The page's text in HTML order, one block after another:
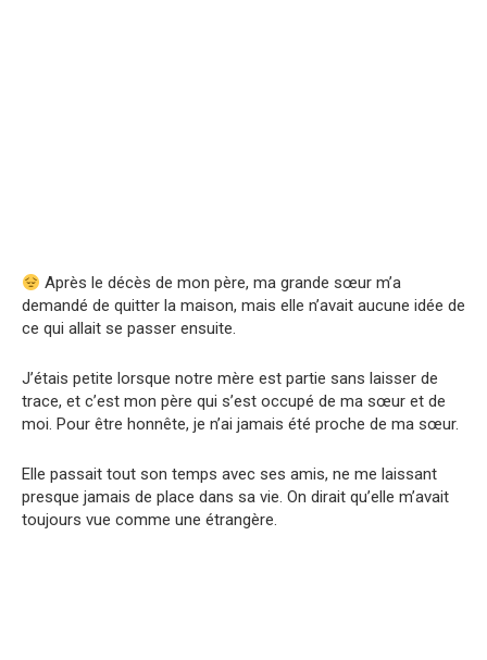
Après le décès de mon père, ma grande sœur m’a
demandé de quitter la maison, mais elle n’avait aucune idée de
ce qui allait se passer ensuite.
J’étais petite lorsque notre mère est partie sans laisser de
trace, et c’est mon père qui s’est occupé de ma sœur et de
moi. Pour être honnête, je n’ai jamais été proche de ma sœur.
Elle passait tout son temps avec ses amis, ne me laissant
presque jamais de place dans sa vie. On dirait qu’elle m’avait
toujours vue comme une étrangère.